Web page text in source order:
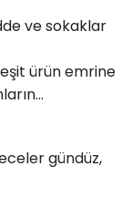
ve sokaklar
ürün emrine
gündüz,